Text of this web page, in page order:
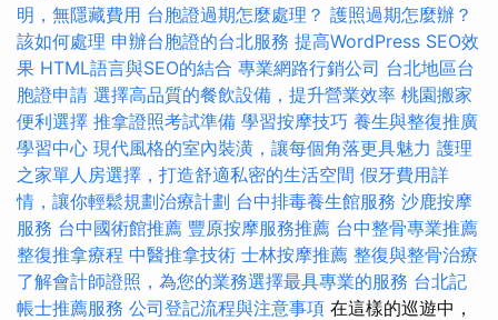
明，無隱藏費用 台胞證過期怎麼處理？ 護照過期怎麼辦？
該如何處理 申辦台胞證的台北服務 提高WordPress SEO效
果 HTML語言與SEO的結合 專業網路行銷公司 台北地區台
胞證申請 選擇高品質的餐飲設備，提升營業效率 桃園搬家
便利選擇 推拿證照考試準備 學習按摩技巧 養生與整復推廣
學習中心 現代風格的室內裝潢，讓每個角落更具魅力 護理
之家單人房選擇，打造舒適私密的生活空間 假牙費用詳
情，讓你輕鬆規劃治療計劃 台中排毒養生館服務 沙鹿按摩
服務 台中國術館推薦 豐原按摩服務推薦 台中整骨專業推薦
整復推拿療程 中醫推拿技術 士林按摩推薦 整復與整骨治療
了解會計師證照，為您的業務選擇最具專業的服務 台北記
帳士推薦服務 公司登記流程與注意事項 在這樣的巡遊中，